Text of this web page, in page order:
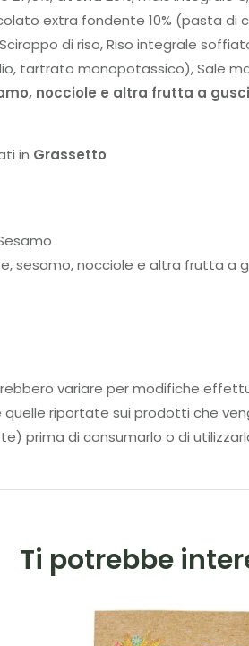
extra fondente 10% (pasta di
di riso, Riso integrale
tartrato monopotassico), Sale
nocciole e altra frutta a
in Grassetto
sesamo, nocciole e altra frutta a
variare per modifiche
riportate sui prodotti che
prima di consumarlo o di
Ti potrebbe